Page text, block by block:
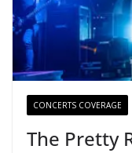
CONCERTS COVERAGE
The Pretty